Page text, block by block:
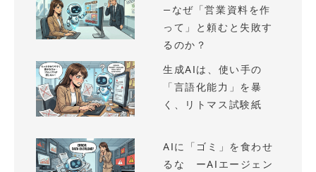
—なぜ「営業資料を作
って」と頼むと失敗す
るのか？
生成AIは、使い手の
「言語化能力」を暴
く、リトマス試験紙
AIに「ゴミ」を食わせ
るな ーAIエージェン